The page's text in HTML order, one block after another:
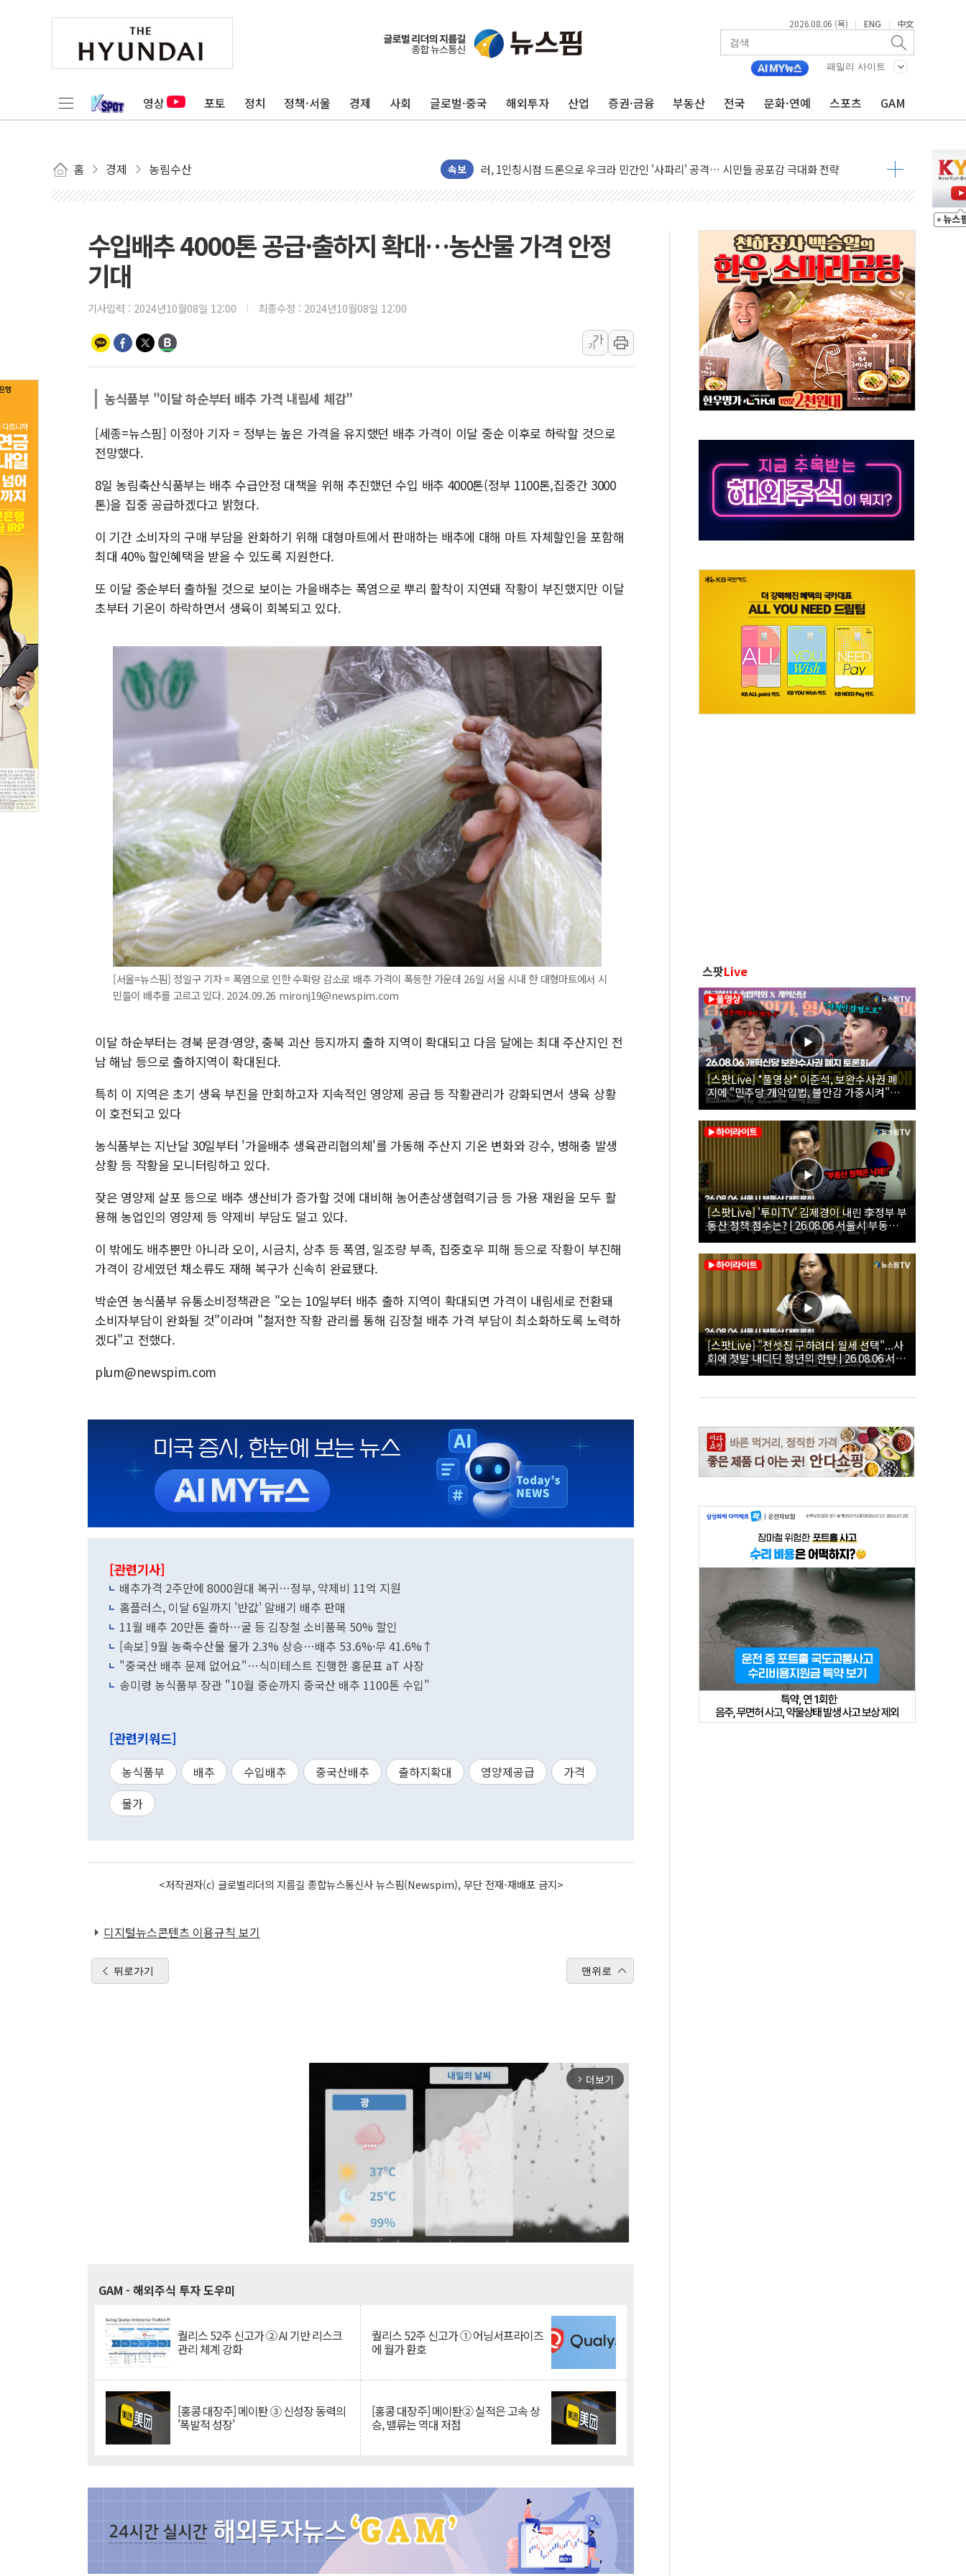
2026.08.06 (목) | ENG | 中文
패밀리 사이트
영상 포토 정치 정책·서울 경제 사회 글로벌·중국 해외투자 산업 증권·금융 부동산 전국 문화·연예 스포츠 GAM
홈 경제 농림수산 속보
금값 7주 만에 최고…美 고용 둔화·호르무즈 재개방 기대에 강세
[인도증시] 중동 긴장 완화에 실적 호조까지, 상승...호실적 보고 기업 상승세 뚜렷
[베트남 증시] 지수 하락 속 'DGC' 임시 주총 기대감에 홀로 상한가…마진 잔액은 사상 최고
'월가의 황제' 다이먼 "금융시장 레버리지 위험수위…숨은 차입이 더 큰 변수"
김정관 산업부 장관 "주 52시간 손봐야, 경쟁상대 中과 비교해야"
해군 1함대 창설 80주년…지역과 함께하는 '선봉'의 대민 봉사
[3보] 북, 원산서 동해로 단거리 탄도미사일 1발 발사… 올해 10번째·42일 만 도발
우크라 드론 전술, 중남미 콜롬비아에 새 안보 위기… 반군·마약카르텔이 습득해 전투 활용
주한미군 "오산기지 누출, 백린 아닌 무해한 표면 부식 물질"
구미 폐염산처리업체서 불 2시간30여분만에 진화...외국인 노동자 숨져
강원도 폭염특보 11일째…온열질환·가축 피해 최소화 '총력 대응'
[코인 시황] 비트코인, ETF 자금 유입에도 박스권…美 암호화폐 법안 처리 여부도 변수
강원·전라권 폭염중대경보 확대…온열질환자 2665명·사망 23명
빚투·레버리지 줄었지만, 반도체 두 종목에 코스피 '휘청'
수입배추 4000톤 공급·출하지 확대…농산물 가격 안정
기대
기사입력 : 2024년10월08일 12:00 최종수정 : 2024년10월08일 12:00
가
가
농식품부 "이달 하순부터 배추 가격 내림세 체감"
[세종=뉴스핌] 이정아 기자 = 정부는 높은 가격을 유지했던 배추 가격이 이달 중순 이후로 하락할 것으로
전망했다.
8일 농림축산식품부는 배추 수급안정 대책을 위해 추진했던 수입 배추 4000톤(정부 1100톤,집중간 3000
톤)을 집중 공급하겠다고 밝혔다.
이 기간 소비자의 구매 부담을 완화하기 위해 대형마트에서 판매하는 배추에 대해 마트 자체할인을 포함해
최대 40% 할인혜택을 받을 수 있도록 지원한다.
또 이달 중순부터 출하될 것으로 보이는 가을배추는 폭염으로 뿌리 활착이 지연돼 작황이 부진했지만 이달
초부터 기온이 하락하면서 생육이 회복되고 있다.
[서울=뉴스핌] 정일구 기자 = 폭염으로 인한 수확량 감소로 배추 가격이 폭등한 가운데 26일 서울 시내 한 대형마트에서 시
민들이 배추를 고르고 있다. 2024.09.26 mironj19@newspim.com
이달 하순부터는 경북 문경·영양, 충북 괴산 등지까지 출하 지역이 확대되고 다음 달에는 최대 주산지인 전
남 해남 등으로 출하지역이 확대된다.
특히 이 지역은 초기 생육 부진을 만회하고자 지속적인 영양제 공급 등 작황관리가 강화되면서 생육 상황
이 호전되고 있다
농식품부는 지난달 30일부터 '가을배추 생육관리협의체'를 가동해 주산지 기온 변화와 강수, 병해충 발생
상황 등 작황을 모니터링하고 있다.
잦은 영양제 살포 등으로 배추 생산비가 증가할 것에 대비해 농어촌상생협력기금 등 가용 재원을 모두 활
용해 농업인의 영양제 등 약제비 부담도 덜고 있다.
이 밖에도 배추뿐만 아니라 오이, 시금치, 상추 등 폭염, 일조량 부족, 집중호우 피해 등으로 작황이 부진해
가격이 강세였던 채소류도 재해 복구가 신속히 완료됐다.
박순연 농식품부 유통소비정책관은 "오는 10일부터 배추 출하 지역이 확대되면 가격이 내림세로 전환돼
소비자부담이 완화될 것"이라며 "철저한 작황 관리를 통해 김장철 배추 가격 부담이 최소화하도록 노력하
겠다"고 전했다.
plum@newspim.com
[관련기사]
배추가격 2주만에 8000원대 복귀…정부, 약제비 11억 지원
홈플러스, 이달 6일까지 '반값' 알배기 배추 판매
11월 배추 20만톤 출하…굴 등 김장철 소비품목 50% 할인
[속보] 9월 농축수산물 물가 2.3% 상승…배추 53.6%·무 41.6%↑
"중국산 배추 문제 없어요"…식미테스트 진행한 홍문표 aT 사장
송미령 농식품부 장관 "10월 중순까지 중국산 배추 1100톤 수입"
[관련키워드]
농식품부 배추 수입배추 중국산배추 출하지확대 영양제공급
가격
물가
<저작권자(c) 글로벌리더의 지름길 종합뉴스통신사 뉴스핌(Newspim), 무단 전재-재배포 금지>
디지털뉴스콘텐츠 이용규칙 보기
뒤로가기 맨위로
arrow_forward_ios 더보기
GAM - 해외주식 투자 도우미
퀄리스 52주 신고가 ② AI 기반 리스크
관리 체계 강화
퀄리스 52주 신고가 ① 어닝서프라이즈
에 월가 환호
[홍콩 대장주] 메이퇀 ③ 신성장 동력의
'폭발적 성장'
[홍콩 대장주] 메이퇀② 실적은 고속 상
승, 밸류는 역대 저점
스팟Live
[스팟Live] *풀영상* 이준석, 보완수사권 폐
지에 "민주당 개악입법, 불안감 가중시켜"｜
26.08.06 개혁신당 보완수사권 폐지 토론회
[스팟Live] '투미TV' 김제경이 내린 李정부 부
동산 정책 점수는? | 26.08.06 서울시 부동산
대토론회
[스팟Live] "전셋집 구하려다 월세 선택"...사
회에 첫발 내디딘 청년의 한탄 | 26.08.06 서울
시 부동산 대토론회